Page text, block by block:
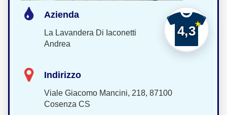
4,3
Azienda
La Lavandera Di Iaconetti
Andrea
Indirizzo
Viale Giacomo Mancini, 218, 87100
Cosenza CS